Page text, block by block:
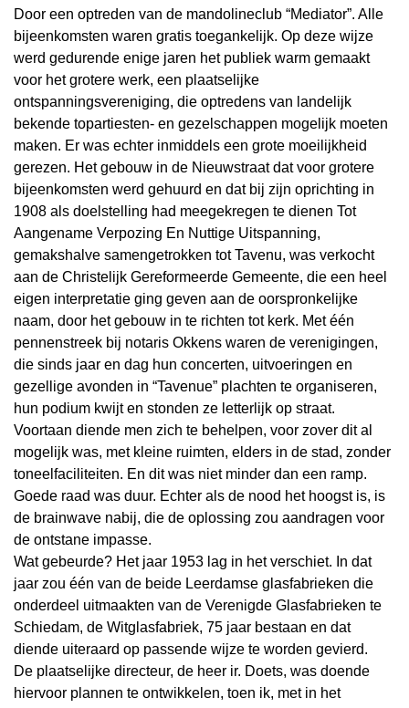
Door een optreden van de mandolineclub “Mediator”. Alle
bijeenkomsten waren gratis toegankelijk. Op deze wijze
werd gedurende enige jaren het publiek warm gemaakt
voor het grotere werk, een plaatselijke
ontspanningsvereniging, die optredens van landelijk
bekende topartiesten- en gezelschappen mogelijk moeten
maken. Er was echter inmiddels een grote moeilijkheid
gerezen. Het gebouw in de Nieuwstraat dat voor grotere
bijeenkomsten werd gehuurd en dat bij zijn oprichting in
1908 als doelstelling had meegekregen te dienen Tot
Aangename Verpozing En Nuttige Uitspanning,
gemakshalve samengetrokken tot Tavenu, was verkocht
aan de Christelijk Gereformeerde Gemeente, die een heel
eigen interpretatie ging geven aan de oorspronkelijke
naam, door het gebouw in te richten tot kerk. Met één
pennenstreek bij notaris Okkens waren de verenigingen,
die sinds jaar en dag hun concerten, uitvoeringen en
gezellige avonden in “Tavenue” plachten te organiseren,
hun podium kwijt en stonden ze letterlijk op straat.
Voortaan diende men zich te behelpen, voor zover dit al
mogelijk was, met kleine ruimten, elders in de stad, zonder
toneelfaciliteiten. En dit was niet minder dan een ramp.
Goede raad was duur. Echter als de nood het hoogst is, is
de brainwave nabij, die de oplossing zou aandragen voor
de ontstane impasse.
Wat gebeurde? Het jaar 1953 lag in het verschiet. In dat
jaar zou één van de beide Leerdamse glasfabrieken die
onderdeel uitmaakten van de Verenigde Glasfabrieken te
Schiedam, de Witglasfabriek, 75 jaar bestaan en dat
diende uiteraard op passende wijze te worden gevierd.
De plaatselijke directeur, de heer ir. Doets, was doende
hiervoor plannen te ontwikkelen, toen ik, met in het